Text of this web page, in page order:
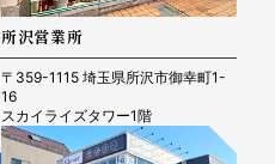
所沢営業所
〒359-1115 埼玉県所沢市御幸町1-
16
スカイライズタワー1階